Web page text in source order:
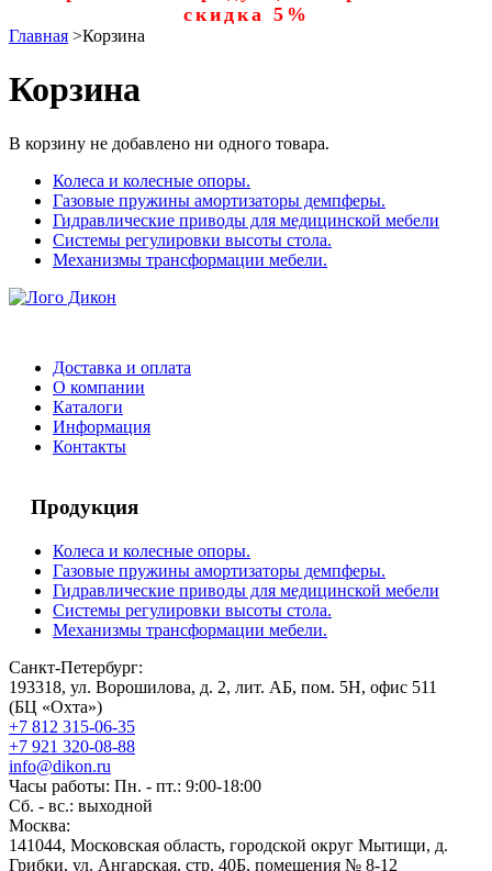
скидка 5%
Главная >Корзина
Корзина
В корзину не добавлено ни одного товара.
Колеса и колесные опоры.
Газовые пружины амортизаторы демпферы.
Гидравлические приводы для медицинской мебели
Системы регулировки высоты стола.
Механизмы трансформации мебели.
Доставка и оплата
О компании
Каталоги
Информация
Контакты
Продукция
Колеса и колесные опоры.
Газовые пружины амортизаторы демпферы.
Гидравлические приводы для медицинской мебели
Системы регулировки высоты стола.
Механизмы трансформации мебели.
Санкт-Петербург:
193318, ул. Ворошилова, д. 2, лит. АБ, пом. 5Н, офис 511
(БЦ «Охта»)
+7 812 315-06-35
+7 921 320-08-88
info@dikon.ru
Часы работы: Пн. - пт.: 9:00-18:00
Сб. - вс.: выходной
Москва:
141044, Московская область, городской округ Мытищи, д.
Грибки, ул. Ангарская, стр. 40Б, помещения № 8-12